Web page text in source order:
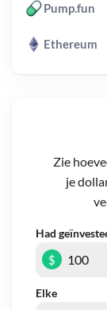
Zie
je
Had
Elke
$
Pump.fun
Ethereum